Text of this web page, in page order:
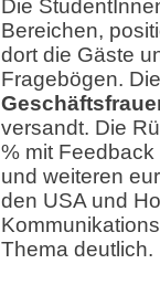
Die
Bereichen,
dort die Gäste
Fragebögen.
versandt. Die
% mit
und weiteren
den USA und
Thema deutlich.